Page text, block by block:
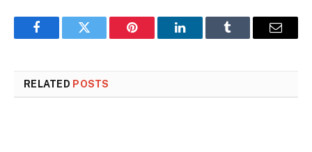
FacebookTwitter Pinterest LinkedInTumblr Email
RELATED POSTS